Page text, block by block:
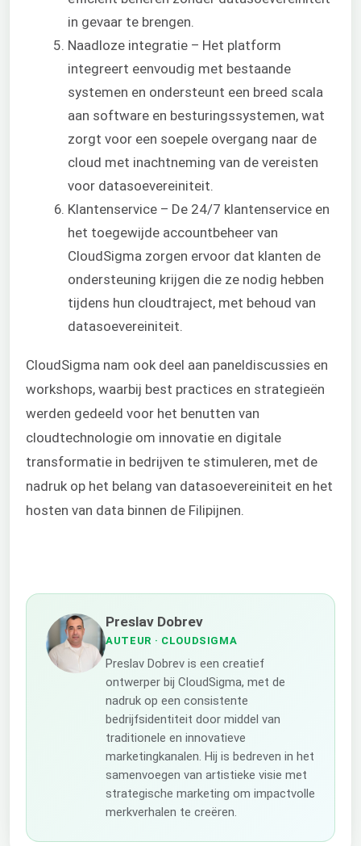
in gevaar te brengen.
Naadloze integratie – Het platform
integreert eenvoudig met bestaande
systemen en ondersteunt een breed scala
aan software en besturingssystemen, wat
zorgt voor een soepele overgang naar de
cloud met inachtneming van de vereisten
voor datasoevereiniteit.
Klantenservice – De 24/7 klantenservice en
het toegewijde accountbeheer van
CloudSigma zorgen ervoor dat klanten de
ondersteuning krijgen die ze nodig hebben
tijdens hun cloudtraject, met behoud van
datasoevereiniteit.
CloudSigma nam ook deel aan paneldiscussies en
workshops, waarbij best practices en strategieën
werden gedeeld voor het benutten van
cloudtechnologie om innovatie en digitale
transformatie in bedrijven te stimuleren, met de
nadruk op het belang van datasoevereiniteit en het
hosten van data binnen de Filipijnen.
Preslav Dobrev
AUTEUR · CLOUDSIGMA
Preslav Dobrev is een creatief
ontwerper bij CloudSigma, met de
nadruk op een consistente
bedrijfsidentiteit door middel van
traditionele en innovatieve
marketingkanalen. Hij is bedreven in het
samenvoegen van artistieke visie met
strategische marketing om impactvolle
merkverhalen te creëren.